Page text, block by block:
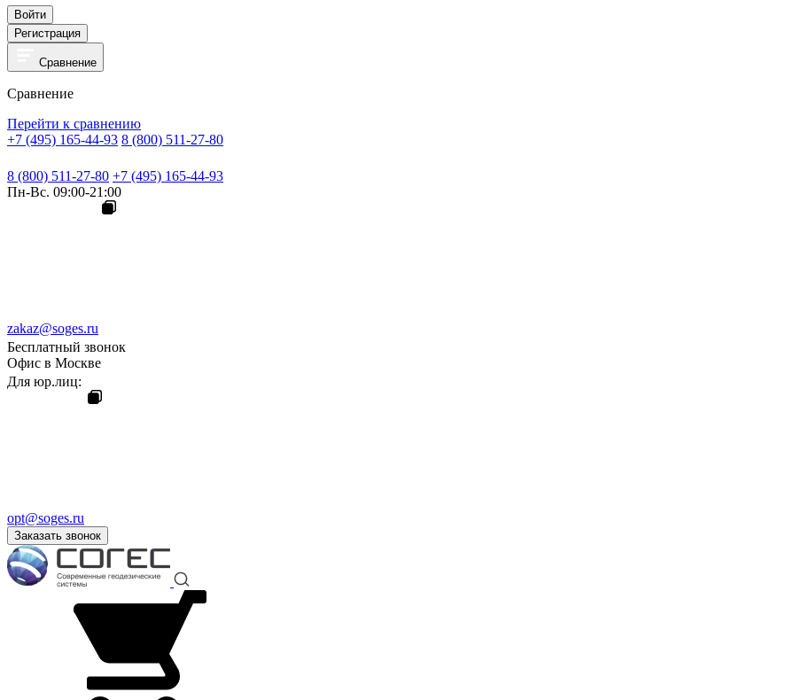
Войти
Регистрация
Сравнение
Сравнение
Перейти к сравнению
+7 (495) 165-44-93 8 (800) 511-27-80
8 (800) 511-27-80 +7 (495) 165-44-93
Пн-Вс. 09:00-21:00
zakaz@soges.ru
Бесплатный звонок
Офис в Москве
Для юр.лиц:
opt@soges.ru
Заказать звонок